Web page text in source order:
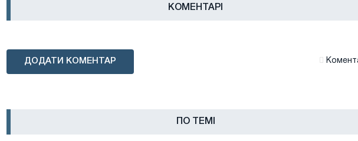
КОМЕНТАРІ
ДОДАТИ КОМЕНТАР
ПО ТЕМІ